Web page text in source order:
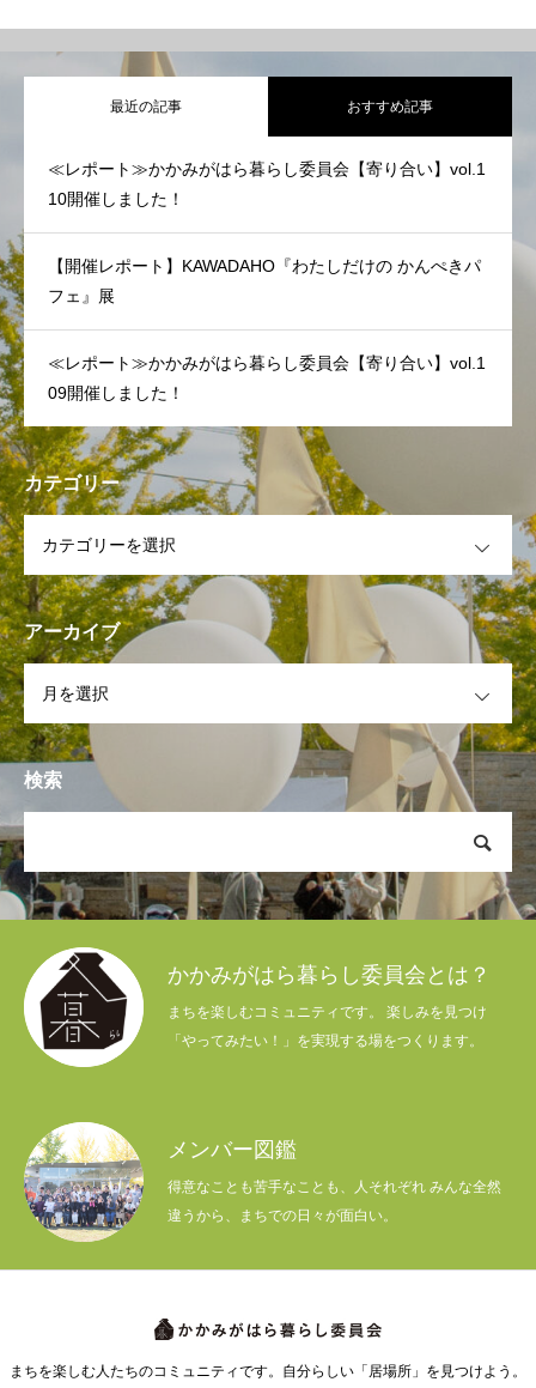
最近の記事 おすすめ記事
≪レポート≫かかみがはら暮らし委員会【寄り合い】vol.1
10開催しました！
【開催レポート】KAWADAHO『わたしだけの かんぺきパ
フェ』展
≪レポート≫かかみがはら暮らし委員会【寄り合い】vol.1
09開催しました！
カテゴリー
アーカイブ
検索
かかみがはら暮らし委員会とは？
まちを楽しむコミュニティです。 楽しみを見つけ
「やってみたい！」を実現する場をつくります。
メンバー図鑑
得意なことも苦手なことも、人それぞれ みんな全然
違うから、まちでの日々が面白い。
まちを楽しむ人たちのコミュニティです。自分らしい「居場所」を見つけよう。